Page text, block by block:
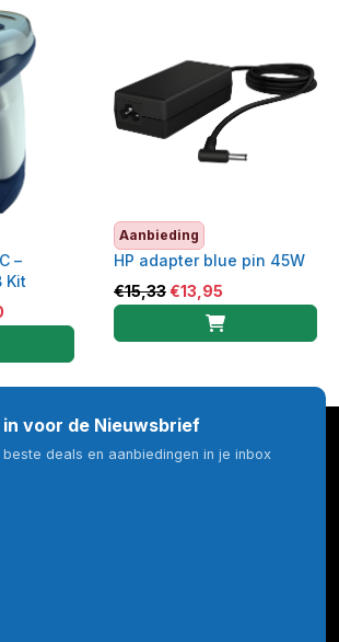
–
Kit
Aanbieding
HP adapter blue pin 45W
€15,33€13,95
voor de Nieuwsbrief
beste deals en aanbiedingen in je inbox